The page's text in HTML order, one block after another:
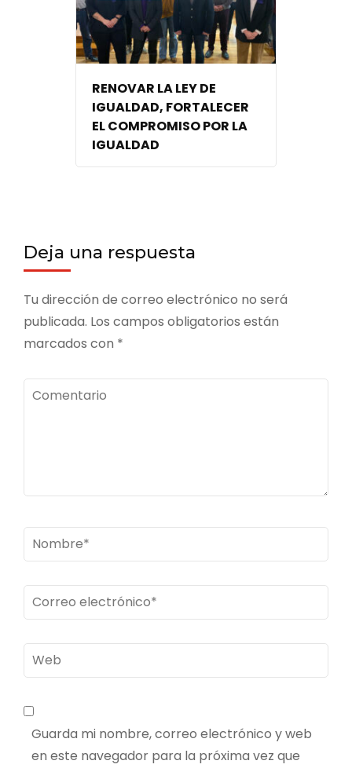
RENOVAR LA LEY DE
IGUALDAD, FORTALECER
EL COMPROMISO POR LA
IGUALDAD
Deja una respuesta
Tu dirección de correo electrónico no será
publicada. Los campos obligatorios están
marcados con *
Comentario
Nombre*
Correo
electrónico*
Web
Guarda mi nombre, correo electrónico y web
en este navegador para la próxima vez que